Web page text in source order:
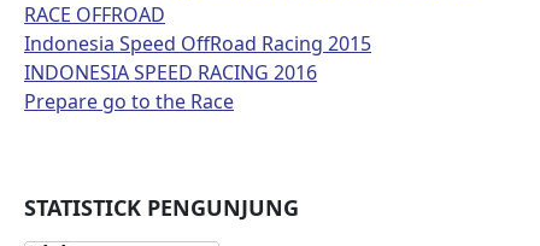
RACE OFFROAD
Indonesia Speed OffRoad Racing 2015
INDONESIA SPEED RACING 2016
Prepare go to the Race
STATISTICK PENGUNJUNG